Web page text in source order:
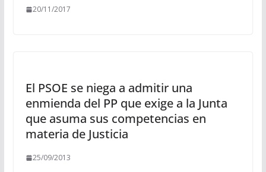
20/11/2017
El PSOE se niega a admitir una
enmienda del PP que exige a la Junta
que asuma sus competencias en
materia de Justicia
25/09/2013